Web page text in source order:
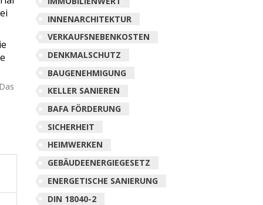
INNENARCHITEKTUR
VERKAUFSNEBENKOSTEN
DENKMALSCHUTZ
BAUGENEHMIGUNG
KELLER SANIEREN
BAFA FÖRDERUNG
SICHERHEIT
HEIMWERKEN
GEBÄUDEENERGIEGESETZ
ENERGETISCHE SANIERUNG
DIN 18040-2